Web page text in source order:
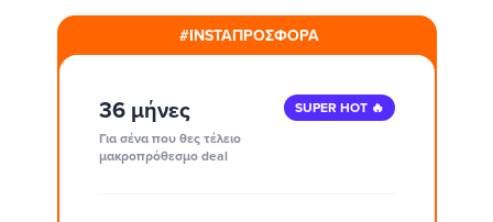
#INSTAΠΡΟΣΦΟΡΑ
36 μήνες
Για σένα που θες τέλειο
μακροπρόθεσμο deal
SUPER HOT 🔥